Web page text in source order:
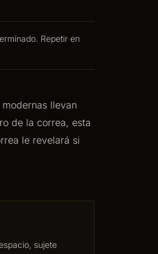
Repetir en
llevan
de la correa, esta
le revelará si
sujete